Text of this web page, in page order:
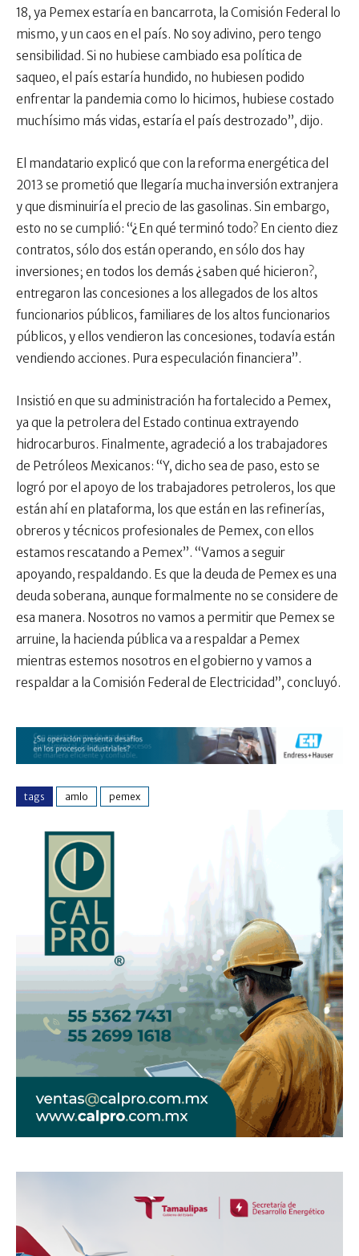
18, ya Pemex estaría en bancarrota, la Comisión Federal lo
mismo, y un caos en el país. No soy adivino, pero tengo
sensibilidad. Si no hubiese cambiado esa política de
saqueo, el país estaría hundido, no hubiesen podido
enfrentar la pandemia como lo hicimos, hubiese costado
muchísimo más vidas, estaría el país destrozado”, dijo.
El mandatario explicó que con la reforma energética del
2013 se prometió que llegaría mucha inversión extranjera
y que disminuiría el precio de las gasolinas. Sin embargo,
esto no se cumplió: “¿En qué terminó todo? En ciento diez
contratos, sólo dos están operando, en sólo dos hay
inversiones; en todos los demás ¿saben qué hicieron?,
entregaron las concesiones a los allegados de los altos
funcionarios públicos, familiares de los altos funcionarios
públicos, y ellos vendieron las concesiones, todavía están
vendiendo acciones. Pura especulación financiera”.
Insistió en que su administración ha fortalecido a Pemex,
ya que la petrolera del Estado continua extrayendo
hidrocarburos. Finalmente, agradeció a los trabajadores
de Petróleos Mexicanos: “Y, dicho sea de paso, esto se
logró por el apoyo de los trabajadores petroleros, los que
están ahí en plataforma, los que están en las refinerías,
obreros y técnicos profesionales de Pemex, con ellos
estamos rescatando a Pemex”. “Vamos a seguir
apoyando, respaldando. Es que la deuda de Pemex es una
deuda soberana, aunque formalmente no se considere de
esa manera. Nosotros no vamos a permitir que Pemex se
arruine, la hacienda pública va a respaldar a Pemex
mientras estemos nosotros en el gobierno y vamos a
respaldar a la Comisión Federal de Electricidad”, concluyó.
tags amlo pemex